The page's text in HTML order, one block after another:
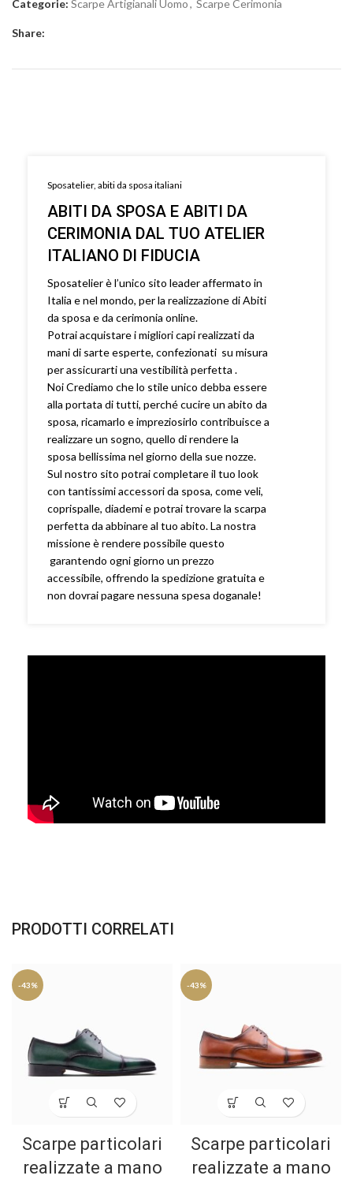
Categorie: Scarpe Artigianali Uomo, Scarpe Cerimonia
Share:
Sposatelier, abiti da sposa italiani
ABITI DA SPOSA E ABITI DA
CERIMONIA DAL TUO ATELIER
ITALIANO DI FIDUCIA
Sposatelier è l’unico sito leader affermato in
Italia e nel mondo, per la realizzazione di Abiti
da sposa e da cerimonia online.
Potrai acquistare i migliori capi realizzati da
mani di sarte esperte, confezionati su misura
per assicurarti una vestibilità perfetta .
Noi Crediamo che lo stile unico debba essere
alla portata di tutti, perché cucire un abito da
sposa, ricamarlo e impreziosirlo contribuisce a
realizzare un sogno, quello di rendere la
sposa bellissima nel giorno della sue nozze.
Sul nostro sito potrai completare il tuo look
con tantissimi accessori da sposa, come veli,
coprispalle, diademi e potrai trovare la scarpa
perfetta da abbinare al tuo abito. La nostra
missione è rendere possibile questo
garantendo ogni giorno un prezzo
accessibile, offrendo la spedizione gratuita e
non dovrai pagare nessuna spesa doganale!
PRODOTTI CORRELATI
-43%
Scarpe particolari
realizzate a mano
-43%
Scarpe particolari
realizzate a mano